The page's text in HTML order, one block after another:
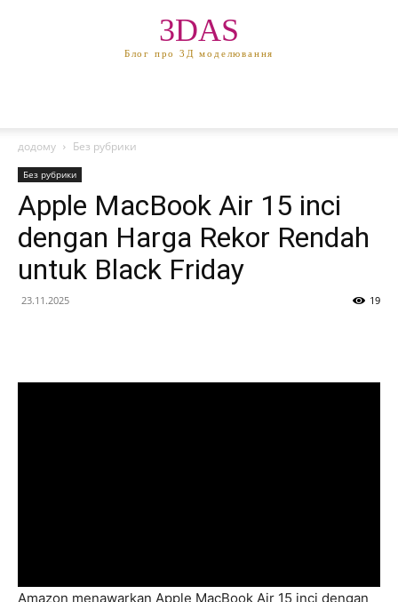
3DAS
Блог про 3Д моделювання
додому Без рубрики
Без рубрики
Apple MacBook Air 15 inci
dengan Harga Rekor Rendah
untuk Black Friday
23.11.2025 19
Amazon menawarkan Apple MacBook Air 15 inci dengan